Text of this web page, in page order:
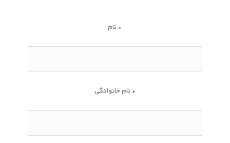
نام *
نام خانوادگی *